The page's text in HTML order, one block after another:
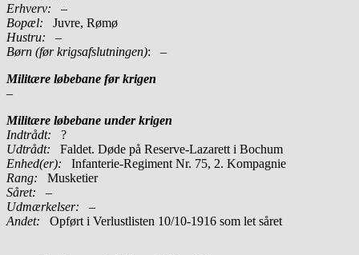
Erhverv: –
Bopæl: Juvre, Rømø
Hustru: –
Børn (før krigsafslutningen): –
Militære løbebane før krigen
–
Militære løbebane under krigen
Indtrådt: ?
Udtrådt: Faldet. Døde på Reserve-Lazarett i Bochum
Enhed(er):
Infanterie-Regiment Nr. 75, 2. Kompagnie
Rang:
Musketier
Såret: –
Udmærkelser: –
Andet: Opført i Verlustlisten 10/10-1916 som let såret